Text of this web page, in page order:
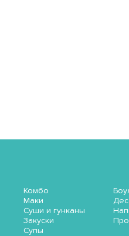
Комбо
Маки
Суши и гунканы
Закуски
Супы